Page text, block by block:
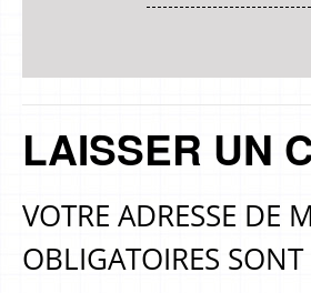
LAISSER UN
VOTRE ADRESSE DE
OBLIGATOIRES